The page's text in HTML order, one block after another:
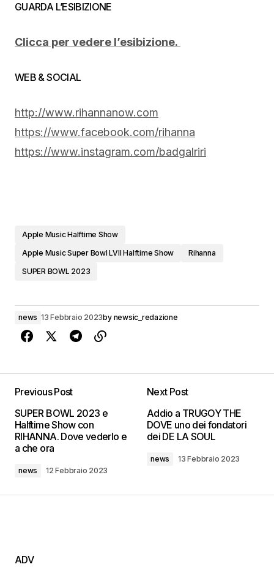
GUARDA L’ESIBIZIONE
Clicca per vedere l’esibizione.
WEB & SOCIAL
http://www.rihannanow.com
https://www.facebook.com/rihanna
https://www.instagram.com/badgalriri
Apple Music Halftime Show
Apple Music Super Bowl LVII Halftime Show
Rihanna
SUPER BOWL 2023
news 13 Febbraio 2023by newsic_redazione
Previous Post
SUPER BOWL 2023 e
Halftime Show con
RIHANNA. Dove vederlo e
a che ora
news 12 Febbraio 2023
Next Post
Addio a TRUGOY THE
DOVE uno dei fondatori
dei DE LA SOUL
news 13 Febbraio 2023
ADV